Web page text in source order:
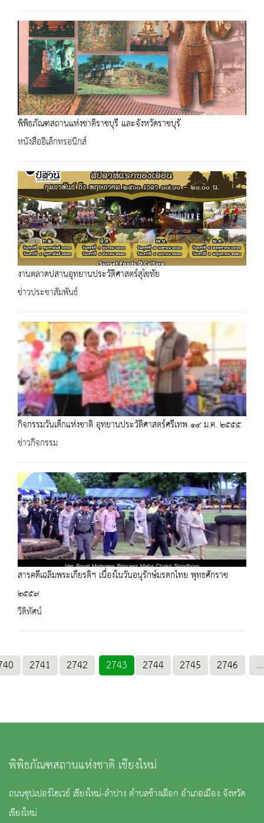
พิพิธภัณฑสถานแห่งชาติราชบุรี และจังหวัดราชบุรั
หนังสืออิเล็กทรอนิกส์
งานตลาดปสานอุทยานประวัติศาสตร์สุโขทัย
ข่าวประชาสัมพันธ์
กิจกรรมวันเด็กแห่งชาติ อุทยานประวัติศาสตร์ศรีเทพ ๑๔ ม.ค. ๒๕๕๕
ข่าวกิจกรรม
สารคดีเฉลิมพระเกียรติฯ เนื่องในวันอนุรักษ์มรดกไทย พุทธศักราช
๒๕๕๙
วีดิทัศน์
2741 2742 2743 2744 2745 2746 ...
พิพิธภัณฑสถานแห่งชาติ เชียงใหม่
ถนนซุปเปอร์ไฮเวย์ เชียงใหม่-ลำปาง ตำบลช้างเผือก อำเภอเมือง จังหวัด
เชียงใหม่